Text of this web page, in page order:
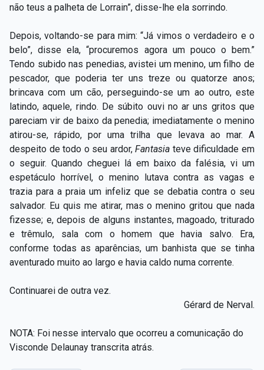
não teus a palheta de Lorrain”, disse-lhe ela sorrindo.
Depois, voltando-se para mim: “Já vimos o verdadeiro e o
belo”, disse ela, “procuremos agora um pouco o bem.”
Tendo subido nas penedias, avistei um menino, um filho de
pescador, que poderia ter uns treze ou quatorze anos;
brincava com um cão, perseguindo-se um ao outro, este
latindo, aquele, rindo. De súbito ouvi no ar uns gritos que
pareciam vir de baixo da penedia; imediatamente o menino
atirou-se, rápido, por uma trilha que levava ao mar. A
despeito de todo o seu ardor,Fantasia teve dificuldade em
o seguir. Quando cheguei lá em baixo da falésia, vi um
espetáculo horrível, o menino lutava contra as vagas e
trazia para a praia um infeliz que se debatia contra o seu
salvador. Eu quis me atirar, mas o menino gritou que nada
fizesse; e, depois de alguns instantes, magoado, triturado
e trêmulo, sala com o homem que havia salvo. Era,
conforme todas as aparências, um banhista que se tinha
aventurado muito ao largo e havia caldo numa corrente.
Continuarei de outra vez.
Gérard de Nerval.
NOTA: Foi nesse intervalo que ocorreu a comunicação do
Visconde Delaunay transcrita atrás.